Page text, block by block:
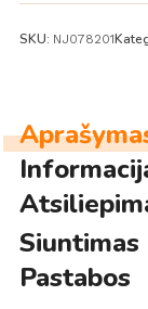
08-
SKU: NJ078201
Pastabos